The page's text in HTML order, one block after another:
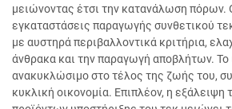
μειώνοντας έτσι την κατανάλωση πόρων.
εγκαταστάσεις παραγωγής συνθετικού
με αυστηρά περιβαλλοντικά κριτήρια,
άνθρακα και την παραγωγή αποβλήτων. Το
ανακυκλώσιμο στο τέλος της ζωής του,
κυκλική οικονομία. Επιπλέον, η